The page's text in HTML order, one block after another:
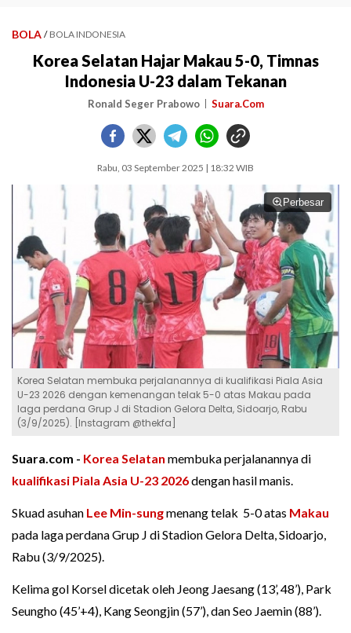
BOLA / BOLA INDONESIA
Korea Selatan Hajar Makau 5-0, Timnas
Indonesia U-23 dalam Tekanan
Ronald Seger Prabowo Suara.Com
Rabu, 03 September 2025 | 18:32 WIB
Perbesar
Korea Selatan membuka perjalanannya di kualifikasi Piala Asia
U-23 2026 dengan kemenangan telak 5-0 atas Makau pada
laga perdana Grup J di Stadion Gelora Delta, Sidoarjo, Rabu
(3/9/2025). [Instagram @thekfa]
Suara.com - Korea Selatan membuka perjalanannya di
kualifikasi Piala Asia U-23 2026dengan hasil manis.
Skuad asuhan Lee Min-sungmenang telak 5-0 atas Makau
pada laga perdana Grup J di Stadion Gelora Delta, Sidoarjo,
Rabu (3/9/2025).
Kelima gol Korsel dicetak oleh Jeong Jaesang (13’, 48’), Park
Seungho (45’+4), Kang Seongjin (57’), dan Seo Jaemin (88’).